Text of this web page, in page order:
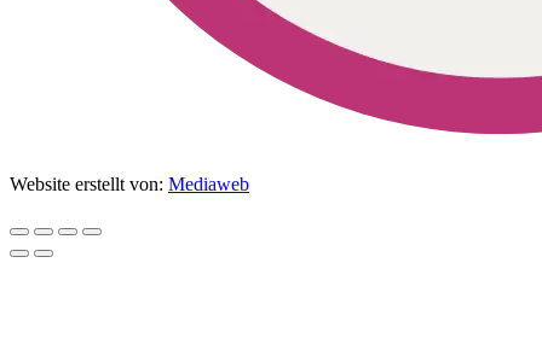
Website erstellt von: Mediaweb